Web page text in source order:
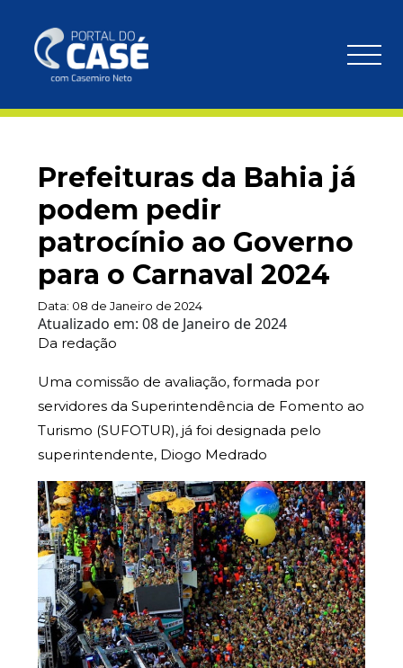
Prefeituras da Bahia já
podem pedir
patrocínio ao Governo
para o Carnaval 2024
Data: 08 de Janeiro de 2024
Atualizado em: 08 de Janeiro de 2024
Da redação
Uma comissão de avaliação, formada por
servidores da Superintendência de Fomento ao
Turismo (SUFOTUR), já foi designada pelo
superintendente, Diogo Medrado